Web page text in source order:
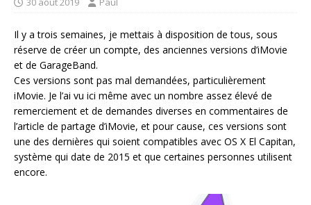
Il y a trois semaines, je mettais à disposition de tous, sous
réserve de créer un compte, des anciennes versions d’iMovie
et de GarageBand.
Ces versions sont pas mal demandées, particulièrement
iMovie. Je l’ai vu ici même avec un nombre assez élevé de
remerciement et de demandes diverses en commentaires de
l’article de partage d’iMovie, et pour cause, ces versions sont
une des dernières qui soient compatibles avec OS X El Capitan,
système qui date de 2015 et que certaines personnes utilisent
encore.